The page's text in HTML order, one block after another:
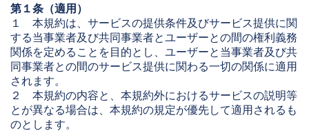
第１条（適用）
１ 本規約は、サービスの提供条件及びサービス提供に関
する当事業者及び共同事業者とユーザーとの間の権利義務
関係を定めることを目的とし、ユーザーと当事業者及び共
同事業者との間のサービス提供に関わる一切の関係に適用
されます。
２ 本規約の内容と、本規約外におけるサービスの説明等
とが異なる場合は、本規約の規定が優先して適用されるも
のとします。